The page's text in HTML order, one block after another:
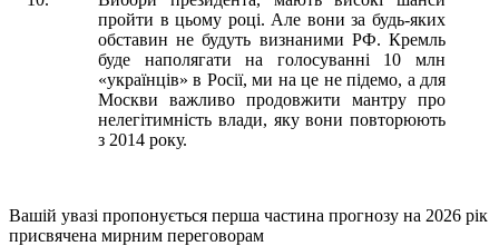
пройти в цьому році. Але вони за будь-яких
обставин не будуть визнаними РФ. Кремль
буде наполягати на голосуванні 10 млн
«українців» в Росії, ми на це не підемо, а для
Москви важливо продовжити мантру про
нелегітимність влади, яку вони повторюють
з 2014 року.
Вашій увазі пропонується перша частина прогнозу на 2026 рік
присвячена мирним переговорам